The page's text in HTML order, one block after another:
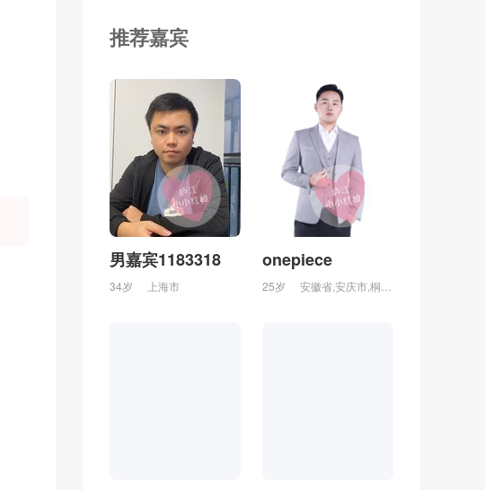
推荐嘉宾
男嘉宾1183318
34岁 上海市
onepiece
25岁 安徽省,安庆市,桐城市